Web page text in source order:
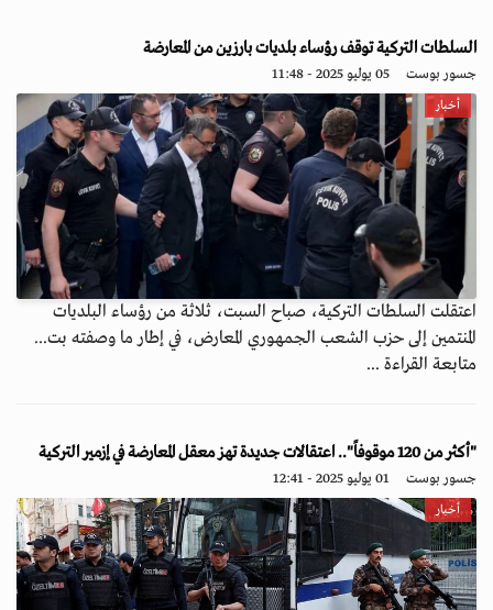
السلطات التركية توقف رؤساء بلديات بارزين من المعارضة
جسور بوست 05 يوليو 2025 - 11:48
أخبار
اعتقلت السلطات التركية، صباح السبت، ثلاثة من رؤساء البلديات
المنتمين إلى حزب الشعب الجمهوري المعارض، في إطار ما وصفته بت...
متابعة القراءة ...
"أكثر من 120 موقوفاً".. اعتقالات جديدة تهز معقل المعارضة في إزمير التركية
جسور بوست 01 يوليو 2025 - 12:41
أخبار